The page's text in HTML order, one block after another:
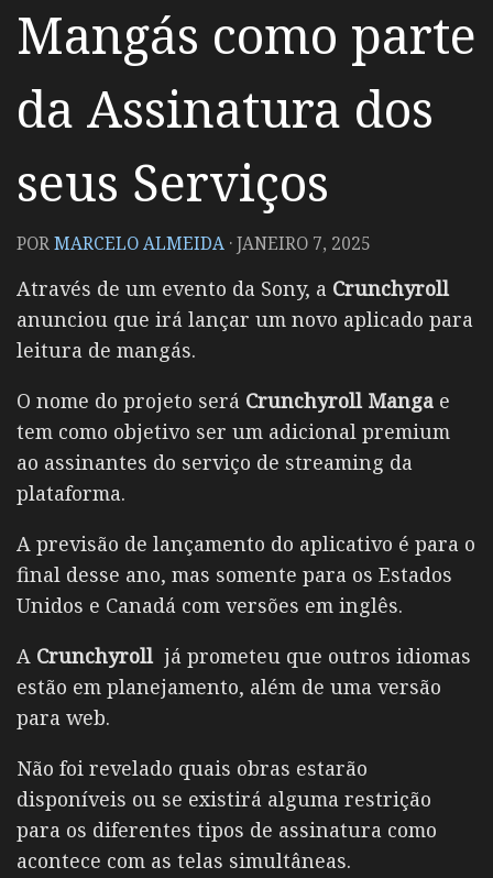
Mangás como parte
da Assinatura dos
seus Serviços
PORMARCELO ALMEIDA ·JANEIRO 7, 2025
Através de um evento da Sony, a Crunchyroll
anunciou que irá lançar um novo aplicado para
leitura de mangás.
O nome do projeto será Crunchyroll Manga e
tem como objetivo ser um adicional premium
ao assinantes do serviço de streaming da
plataforma.
A previsão de lançamento do aplicativo é para o
final desse ano, mas somente para os Estados
Unidos e Canadá com versões em inglês.
A Crunchyroll já prometeu que outros idiomas
estão em planejamento, além de uma versão
para web.
Não foi revelado quais obras estarão
disponíveis ou se existirá alguma restrição
para os diferentes tipos de assinatura como
acontece com as telas simultâneas.